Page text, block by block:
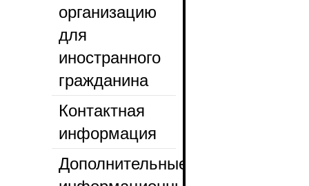
организацию
для
иностранного
гражданина
Контактная
информация
Дополнительные